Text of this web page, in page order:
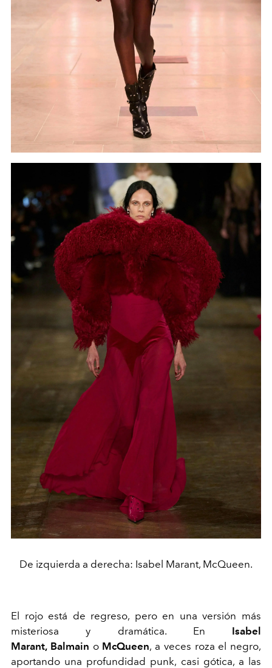
De izquierda a derecha: Isabel Marant, McQueen.
El rojo está de regreso, pero en una versión más
misteriosa y dramática. En Isabel
Marant, Balmain o McQueen, a veces roza el negro,
aportando una profundidad punk, casi gótica, a las